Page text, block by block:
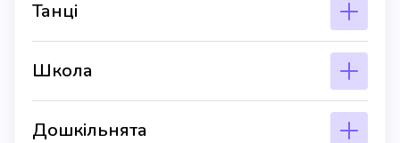
Танці
Школа
Дошкільнята